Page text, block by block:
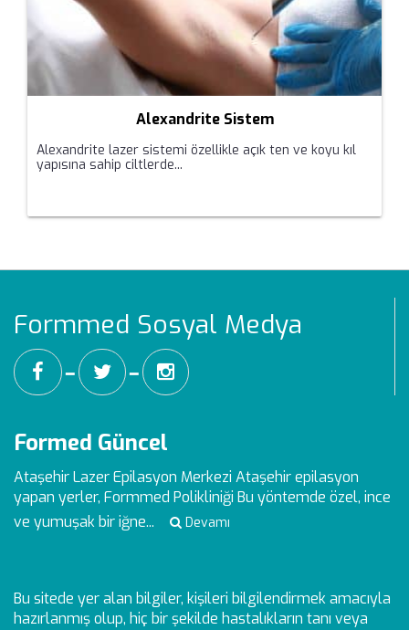
Alexandrite Sistem
Alexandrite lazer sistemi özellikle açık ten ve koyu kıl
yapısına sahip ciltlerde...
Formmed Sosyal Medya
━ ━
Formed Güncel
Ataşehir Lazer Epilasyon Merkezi Ataşehir epilasyon
yapan yerler, Formmed Polikliniği Bu yöntemde özel, ince
ve yumuşak bir iğne...
Devamı
Bu sitede yer alan bilgiler, kişileri bilgilendirmek amacıyla
hazırlanmış olup, hiç bir şekilde hastalıkların tanı veya